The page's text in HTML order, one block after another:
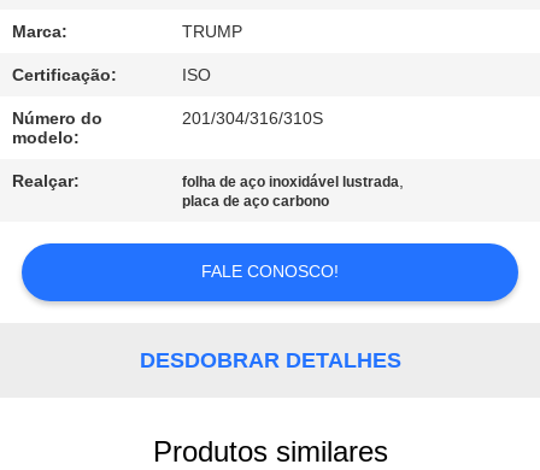
CONTROLE
DE
QUALIDADE
CONTACTE-
SOLICITE
Marca: TRUMP
Certificação: ISO
Número do
modelo:
201/304/316/310S
Realçar: folha de aço inoxidável lustrada,
placa de aço carbono
FALE CONOSCO!
DESDOBRAR DETALHES
Produtos similares